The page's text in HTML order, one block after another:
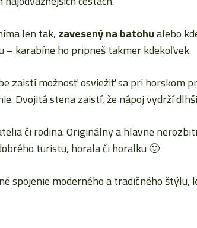
len tak,zavesený na batohualebo
– karabíne ho pripneš takmer kdekoľvek.
zaistí možnosť osviežiť sa pri horskom
Dvojitá stena zaistí, že nápoj vydrží
či rodina. Originálny a hlavne
turistu, horala či horalku 🙂
spojenie moderného a tradičného štýlu,